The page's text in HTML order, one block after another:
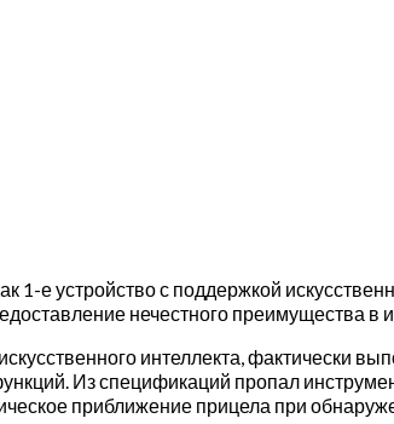
1-е устройство с поддержкой
нечестного преимущества в
интеллекта, фактически
Из спецификаций пропал
приближение прицела при